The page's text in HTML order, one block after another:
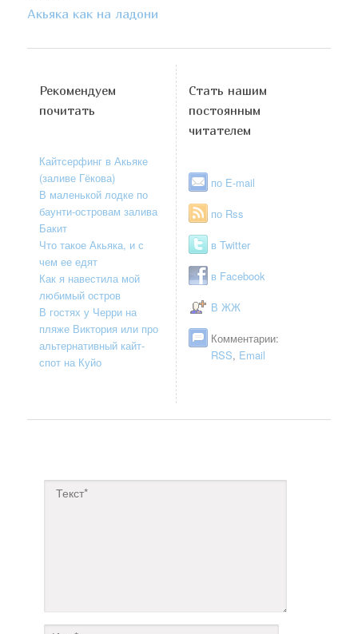
Акьяка как на ладони
Рекомендуем
почитать
Кайтсерфинг в Акьяке
(заливе Гёкова)
В маленькой лодке по
баунти-островам залива
Бакит
Что такое Акьяка, и с
чем ее едят
Как я навестила мой
любимый остров
В гостях у Черри на
пляже Виктория или про
альтернативный кайт-
спот на Куйо
Стать нашим
постоянным
читателем
по E-mail
по Rss
в Twitter
в Facebook
В ЖЖ
Комментарии:
RSS, Email